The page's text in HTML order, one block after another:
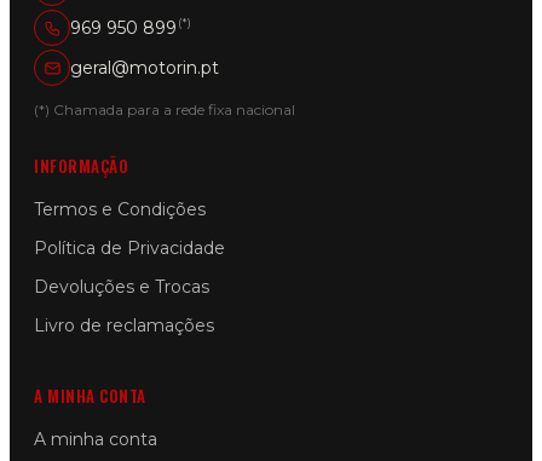
969 950 899 (*)
geral@motorin.pt
(*) Chamada para a rede fixa nacional
INFORMAÇÃO
Termos e Condições
Política de Privacidade
Devoluções e Trocas
Livro de reclamações
A MINHA CONTA
A minha conta